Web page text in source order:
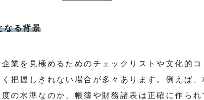
なる背景
業を見極めるためのチェックリストや文化的
把握しきれない場合が多々あります。例えば、
の水準なのか、帳簿や財務諸表は正確に作ら